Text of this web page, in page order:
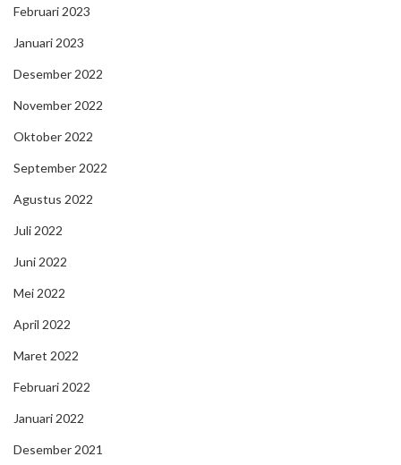
Februari 2023
Januari 2023
Desember 2022
November 2022
Oktober 2022
September 2022
Agustus 2022
Juli 2022
Juni 2022
Mei 2022
April 2022
Maret 2022
Februari 2022
Januari 2022
Desember 2021